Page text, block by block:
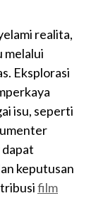
realita,
melalui
Eksplorasi
isu, seperti
keputusan
film